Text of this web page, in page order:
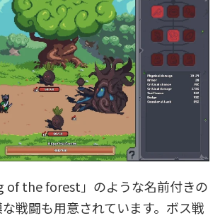
of the forest」のような名前付きの
戦闘も用意されています。ボス戦